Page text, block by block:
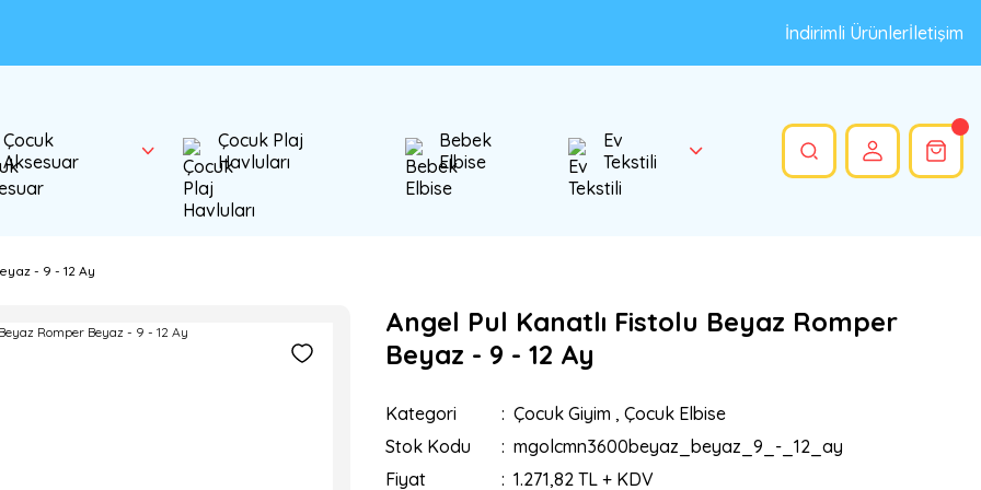
İndirimli Ürünlerİletişim
Çocuk
Aksesuar
Çocuk Plaj
Havluları
Bebek
Elbise
Ev
Tekstili
- 9 - 12 Ay
Angel Pul Kanatlı Fistolu Beyaz Romper
Beyaz - 9 - 12 Ay
Kategori Çocuk Giyim , Çocuk Elbise
Stok Kodu
mgolcmn3600beyaz_beyaz_9_-_12_ay
Fiyat
1.271,82 TL + KDV